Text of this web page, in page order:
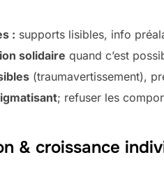
: supports lisibles, info
solidaire quand c’est
(traumavertissement),
; refuser les
& croissance